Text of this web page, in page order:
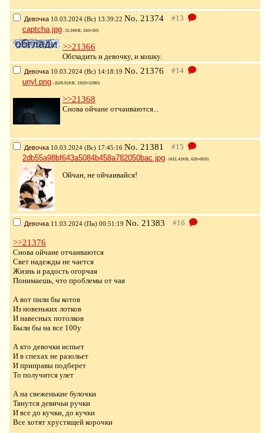
Девочка 10.03.2024 (Вс) 13:39:22 No. 21374
captcha.jpg - (3.34KB, 150×30)
>>21366
Обгладить и девочку, и кошку.
Девочка 10.03.2024 (Вс) 14:18:19 No. 21376
unyl.png - (529.91KB, 1920×1080)
>>21368
Снова ойчане отчаиваются...
Девочка 10.03.2024 (Вс) 17:45:16 No. 21381
2db55a98bf643a5084b458a782050bac.jpg - (431.42KB, 626×800)
Ойчан, не ойчаивайся!
Девочка 11.03.2024 (Пн) 00:51:19 No. 21383
>>21376
Снова ойчане отчаиваются
Свет надежды не чается
Жизнь и радость огорчая
Понимаешь, что проблемы от чая
А вот пили бы котов
Из новеньких лотков
И навесных потолков
Были бы на все 100у
А кто девочки испьет
И в спехах не разольет
И приправы подберет
То получится улет
А на свеженькие булочки
Тянутся девичьи ручки
И все до кучки, до кучки
Все хотят хрустящей корочки